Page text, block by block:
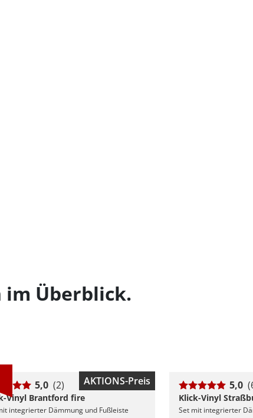
im Überblick.
AKTIONS-Preis
5,0 (2)
Vinyl Brantford fire
integrierter Dämmung und Fußleiste
5,0
Klick-Vinyl
Set mit integrierter